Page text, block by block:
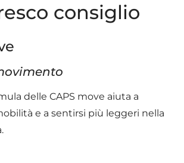
consiglio
delle CAPS move aiuta a
e a sentirsi più leggeri nella